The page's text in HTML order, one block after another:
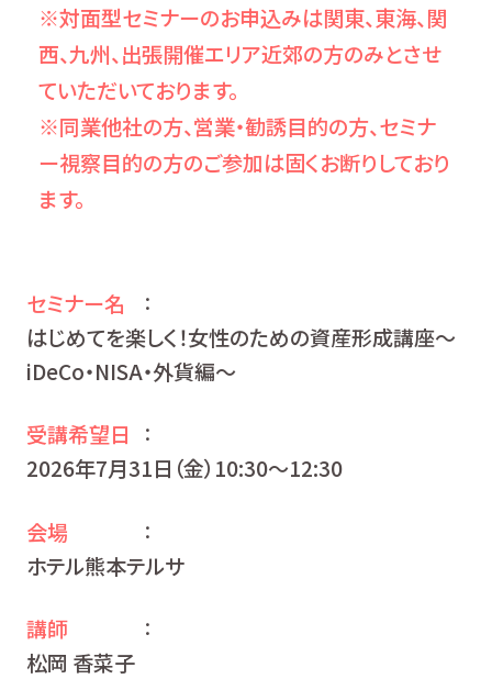
※対面型セミナーのお申込みは関東、東海、関
西、九州、出張開催エリア近郊の方のみとさせ
ていただいております。
※同業他社の方、営業・勧誘目的の方、セミナ
ー視察目的の方のご参加は固くお断りしており
ます。
セミナー名 ：
はじめてを楽しく！女性のための資産形成講座～
iDeCo・NISA・外貨編～
受講希望日 ：
2026年7月31日（金）10:30〜12:30
会場 ：
ホテル熊本テルサ
講師 ：
松岡 香菜子